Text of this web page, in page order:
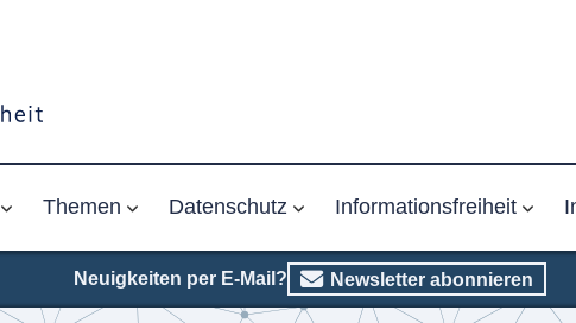
Themen Datenschutz Informationsfreiheit
Neuigkeiten per E-Mail? Newsletter abonnieren